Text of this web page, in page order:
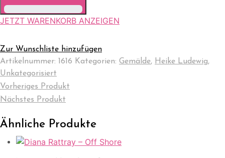
JETZT WARENKORB ANZEIGEN
Zur Wunschliste hinzufügen
Artikelnummer:
1616 Kategorien: Gemälde, Heike Ludewig,
Unkategorisiert
Vorheriges Produkt
Nächstes Produkt
Ähnliche Produkte